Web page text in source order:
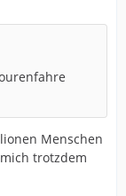
Menschen
trotzdem